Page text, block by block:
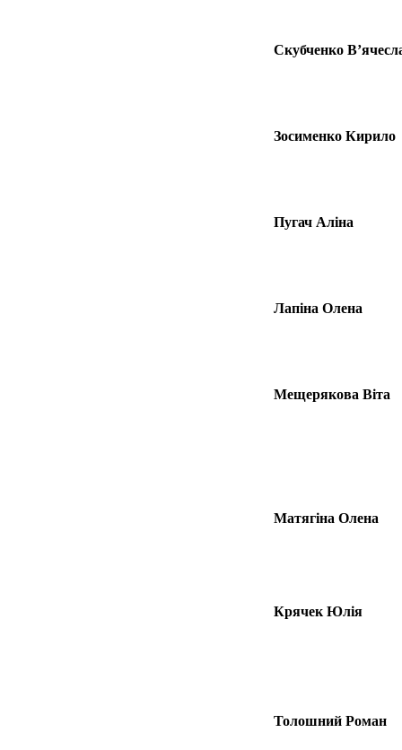
Скубченко
Зосименко Кирило
Пугач Аліна
Лапіна Олена
Мещерякова Віта
Матягіна Олена
Крячек Юлія
Толошний Роман